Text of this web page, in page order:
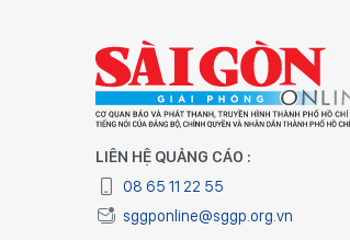
LIÊN HỆ QUẢNG CÁO :
08 65 11 22 55
sggponline@sggp.org.vn